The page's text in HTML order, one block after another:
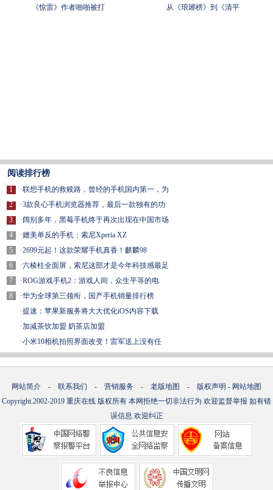
《惊雷》作者啪啪被打
从《琅琊榜》到《清平
阅读排行榜
1
2
3
4
5
6
7
8
·联想手机的救赎路，曾经的手机国内第一，为
·3款良心手机浏览器推荐，最后一款独有的功
·阔别多年，黑莓手机终于再次出现在中国市场
·媲美单反的手机：索尼Xperia XZ
·2699元起！这款荣耀手机真香！麒麟98
·六棱柱全面屏，索尼这部才是今年科技感最足
·ROG游戏手机2：游戏人间，众生平等的电
·华为全球第三领衔，国产手机销量排行榜
·提速：苹果新服务将大大优化iOS内容下载
·加减茶饮加盟 奶茶店加盟
·小米10相机拍照界面改变！雷军送上没有任
网站简介 - 联系我们 - 营销服务 - 老版地图 - 版权声明 - 网站地图
Copyright.2002-2019 重庆在线 版权所有 本网拒绝一切非法行为 欢迎监督举报 如有错
误信息 欢迎纠正